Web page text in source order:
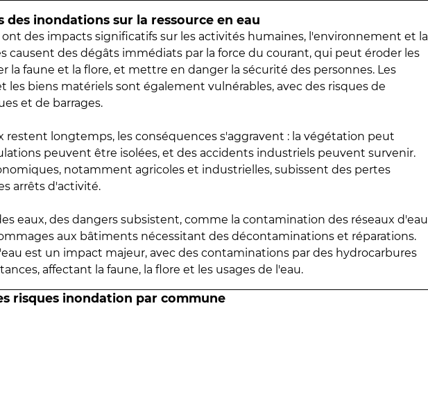
des inondations sur la ressource en eau
des impacts significatifs sur les activités humaines, l'environnement et la
causent des dégâts immédiats par la force du courant, qui peut éroder les
la faune et la flore, et mettre en danger la sécurité des personnes. Les
les biens matériels sont également vulnérables, avec des risques de
et de barrages.
restent longtemps, les conséquences s'aggravent : la végétation peut
peuvent être isolées, et des accidents industriels peuvent survenir.
notamment agricoles et industrielles, subissent des pertes
arrêts d'activité.
eaux, des dangers subsistent, comme la contamination des réseaux d'eau
aux bâtiments nécessitant des décontaminations et réparations.
est un impact majeur, avec des contaminations par des hydrocarbures
affectant la faune, la flore et les usages de l'eau.
risques inondation par commune